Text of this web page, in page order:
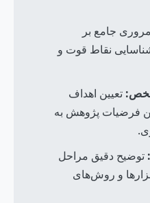
مروری جامع بر
نقاط قوت و
تعیین اهداف
فرضیات پژوهش به
توضیح دقیق مراحل
و روش‌های